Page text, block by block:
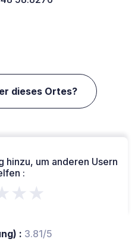
dieses Ortes?
hinzu, um anderen Usern
:
: 3.81/5